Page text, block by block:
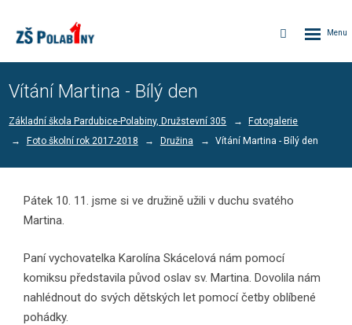
Vyhledávání
Vítání Martina - Bílý den
Základní škola Pardubice-Polabiny, Družstevní 305
Fotogalerie
Foto školní rok 2017-2018
Družina Vítání Martina - Bílý den
Pátek 10. 11. jsme si ve družině užili v duchu svatého
Martina.
Paní vychovatelka Karolína Skácelová nám pomocí
komiksu představila původ oslav sv. Martina. Dovolila nám
nahlédnout do svých dětských let pomocí četby oblíbené
pohádky.